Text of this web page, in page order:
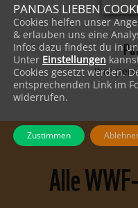
Ihre
Alle
PANDAS LIEBEN
Cookies helfen unser
& erlauben uns eine
Infos dazu findest du in
Unter Einstellungen
Cookies gesetzt werden.
entsprechenden Link im
widerrufen.
Zustimmen